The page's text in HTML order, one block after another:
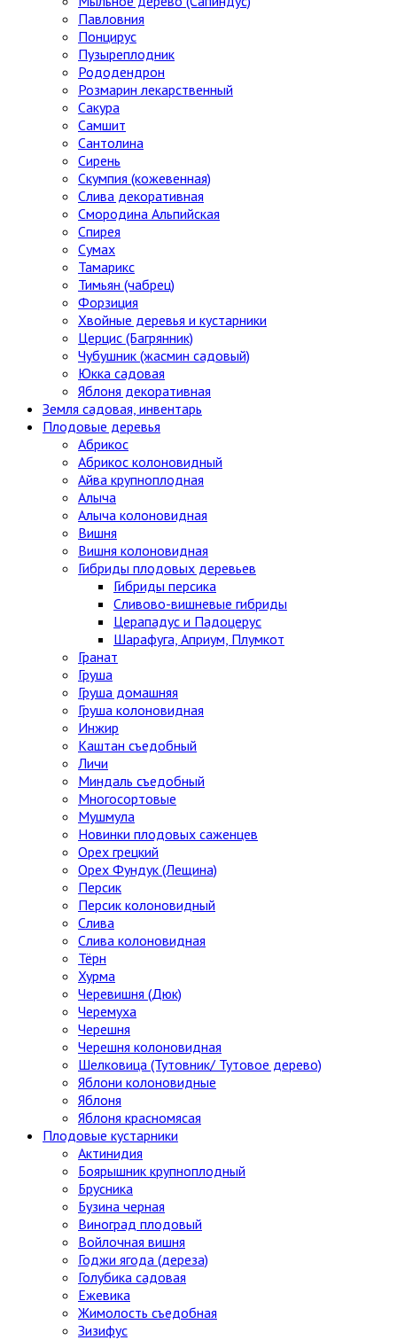
Павловния
Понцирус
Пузыреплодник
Рододендрон
Розмарин лекарственный
Сакура
Самшит
Сантолина
Сирень
Скумпия (кожевенная)
Слива декоративная
Смородина Альпийская
Спирея
Сумах
Тамарикс
Тимьян (чабрец)
Форзиция
Хвойные деревья и кустарники
Церцис (Багрянник)
Чубушник (жасмин садовый)
Юкка садовая
Яблоня декоративная
Земля садовая, инвентарь
Плодовые деревья
Абрикос
Абрикос колоновидный
Айва крупноплодная
Алыча
Алыча колоновидная
Вишня
Вишня колоновидная
Гибриды плодовых деревьев
Гибриды персика
Сливово-вишневые гибриды
Церападус и Падоцерус
Шарафуга, Априум, Плумкот
Гранат
Груша
Груша домашняя
Груша колоновидная
Инжир
Каштан съедобный
Личи
Миндаль съедобный
Многосортовые
Мушмула
Новинки плодовых саженцев
Орех грецкий
Орех Фундук (Лещина)
Персик
Персик колоновидный
Слива
Слива колоновидная
Тёрн
Хурма
Черевишня (Дюк)
Черемуха
Черешня
Черешня колоновидная
Шелковица (Тутовник/ Тутовое дерево)
Яблони колоновидные
Яблоня
Яблоня красномясая
Плодовые кустарники
Актинидия
Боярышник крупноплодный
Брусника
Бузина черная
Виноград плодовый
Войлочная вишня
Годжи ягода (дереза)
Голубика садовая
Ежевика
Жимолость съедобная
Зизифус